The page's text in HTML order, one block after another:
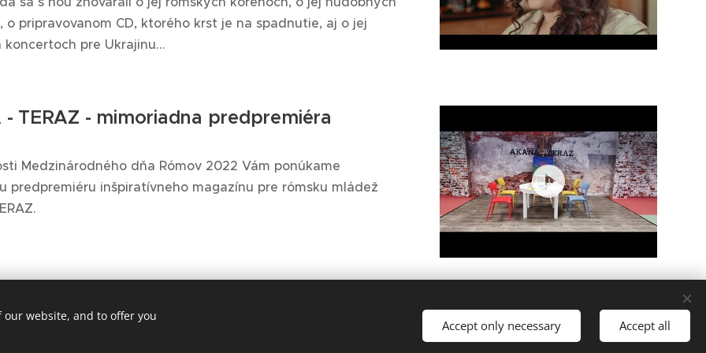
o pripravovanom CD, ktorého krst je na spadnutie, aj o jej
koncertoch pre Ukrajinu...
TERAZ - mimoriadna predpremiéra
Medzinárodného dňa Rómov 2022 Vám ponúkame
predpremiéru inšpiratívneho magazínu pre rómsku mládež
website, and to offer you
Accept only necessary Accept all